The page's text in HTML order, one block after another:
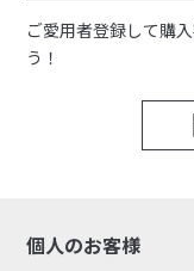
ご愛用者登録して購
う！
個人のお客様